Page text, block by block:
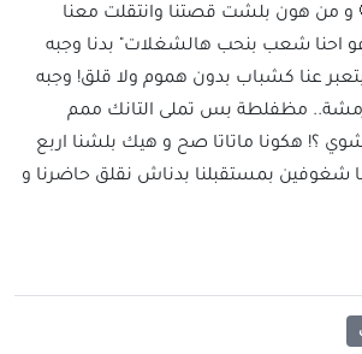
و من هون بلشت قصتنا وانتقلت معنا
احنا شعب بنحب هالشغلات" بدنا وجبه
عنا كشباب بدون هموم ولا قلق! وجبه
مظفلطة بس تملى التانك ممم
؟! هكونا ماتاتا صح و هيك بلشنا اربع
شغوفين بمستقبلنا بدناش نقلق حاضرنا و